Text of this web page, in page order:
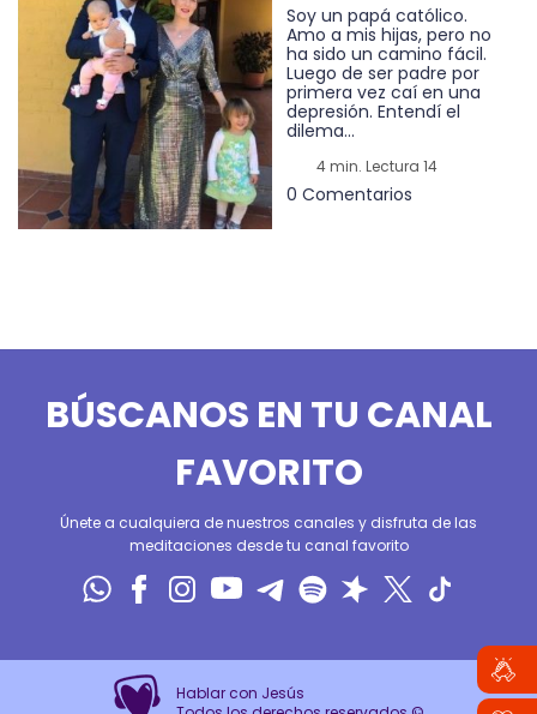
Soy un papá católico.
Amo a mis hijas, pero no
ha sido un camino fácil.
Luego de ser padre por
primera vez caí en una
depresión. Entendí el
dilema...
4 min. Lectura 14
0 Comentarios
BÚSCANOS EN TU CANAL
FAVORITO
Únete a cualquiera de nuestros canales y disfruta de las
meditaciones desde tu canal favorito
Hablar con Jesús